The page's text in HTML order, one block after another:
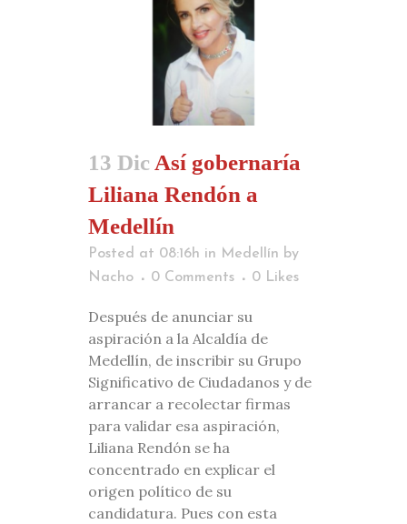
13 Dic Así gobernaría
Liliana Rendón a
Medellín
Posted at 08:16h in Medellín by
Nacho
0 Comments 0 Likes
Después de anunciar su
aspiración a la Alcaldía de
Medellín, de inscribir su Grupo
Significativo de Ciudadanos y de
arrancar a recolectar firmas
para validar esa aspiración,
Liliana Rendón se ha
concentrado en explicar el
origen político de su
candidatura. Pues con esta